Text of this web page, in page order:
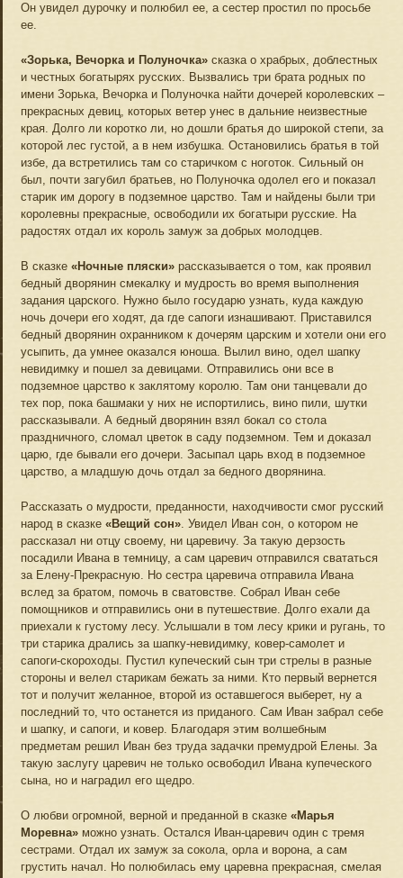
Он увидел дурочку и полюбил ее, а сестер простил по просьбе
ее.
«Зорька, Вечорка и Полуночка» сказка о храбрых, доблестных
и честных богатырях русских. Вызвались три брата родных по
имени Зорька, Вечорка и Полуночка найти дочерей королевских –
прекрасных девиц, которых ветер унес в дальние неизвестные
края. Долго ли коротко ли, но дошли братья до широкой степи, за
которой лес густой, а в нем избушка. Остановились братья в той
избе, да встретились там со старичком с ноготок. Сильный он
был, почти загубил братьев, но Полуночка одолел его и показал
старик им дорогу в подземное царство. Там и найдены были три
королевны прекрасные, освободили их богатыри русские. На
радостях отдал их король замуж за добрых молодцев.
В сказке «Ночные пляски» рассказывается о том, как проявил
бедный дворянин смекалку и мудрость во время выполнения
задания царского. Нужно было государю узнать, куда каждую
ночь дочери его ходят, да где сапоги изнашивают. Приставился
бедный дворянин охранником к дочерям царским и хотели они его
усыпить, да умнее оказался юноша. Вылил вино, одел шапку
невидимку и пошел за девицами. Отправились они все в
подземное царство к заклятому королю. Там они танцевали до
тех пор, пока башмаки у них не испортились, вино пили, шутки
рассказывали. А бедный дворянин взял бокал со стола
праздничного, сломал цветок в саду подземном. Тем и доказал
царю, где бывали его дочери. Засыпал царь вход в подземное
царство, а младшую дочь отдал за бедного дворянина.
Рассказать о мудрости, преданности, находчивости смог русский
народ в сказке «Вещий сон». Увидел Иван сон, о котором не
рассказал ни отцу своему, ни царевичу. За такую дерзость
посадили Ивана в темницу, а сам царевич отправился свататься
за Елену-Прекрасную. Но сестра царевича отправила Ивана
вслед за братом, помочь в сватовстве. Собрал Иван себе
помощников и отправились они в путешествие. Долго ехали да
приехали к густому лесу. Услышали в том лесу крики и ругань, то
три старика дрались за шапку-невидимку, ковер-самолет и
сапоги-скороходы. Пустил купеческий сын три стрелы в разные
стороны и велел старикам бежать за ними. Кто первый вернется
тот и получит желанное, второй из оставшегося выберет, ну а
последний то, что останется из приданого. Сам Иван забрал себе
и шапку, и сапоги, и ковер. Благодаря этим волшебным
предметам решил Иван без труда задачки премудрой Елены. За
такую заслугу царевич не только освободил Ивана купеческого
сына, но и наградил его щедро.
О любви огромной, верной и преданной в сказке «Марья
Моревна» можно узнать. Остался Иван-царевич один с тремя
сестрами. Отдал их замуж за сокола, орла и ворона, а сам
грустить начал. Но полюбилась ему царевна прекрасная, смелая